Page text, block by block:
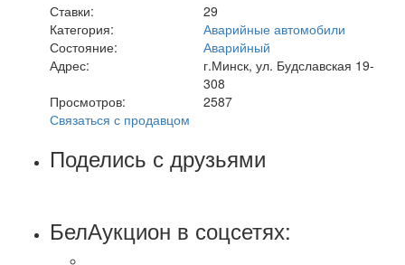
Ставки:
29
Категория:
Аварийные автомобили
Состояние:
Аварийный
Адрес:
г.Минск, ул. Будславская 19-
308
Просмотров:
2587
Связаться с продавцом
Поделись с друзьями
БелАукцион в соцсетях: